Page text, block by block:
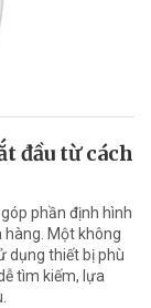
đầu từ cách
phần định hình
Một không
dụng thiết bị phù
tìm kiếm, lựa